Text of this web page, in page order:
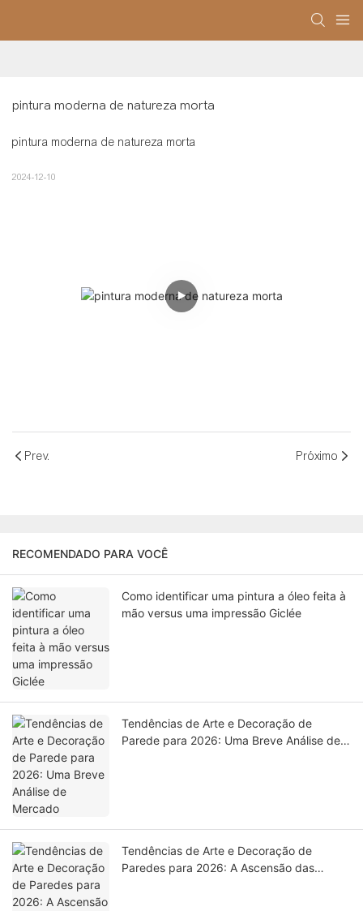
pintura moderna de natureza morta
pintura moderna de natureza morta
2024-12-10
Prev. Próximo
RECOMENDADO PARA VOCÊ
Como identificar uma pintura a óleo feita à
mão versus uma impressão Giclée
Tendências de Arte e Decoração de
Parede para 2026: Uma Breve Análise de
Tendências de Arte e Decoração de
Paredes para 2026: A Ascensão das